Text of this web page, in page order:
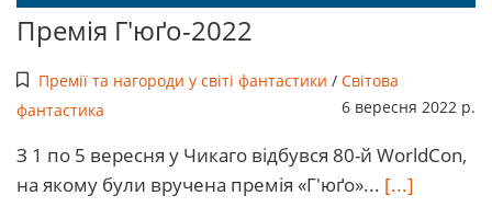
Премія Г'юґо-2022
Премії та нагороди у світі фантастики / Світова
фантастика
6 вересня 2022 р.
З 1 по 5 вересня у Чикаго відбувся 80-й WorldCon,
на якому були вручена премія «Г'юґо»... [...]